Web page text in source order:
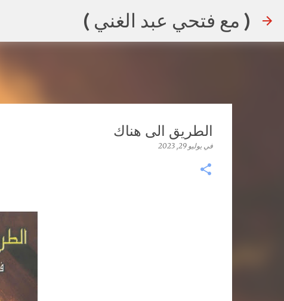
( مع فتحي عبد الغني )
الطريق الى هناك
فييوليو 29, 2023